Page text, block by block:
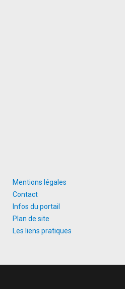
Mentions légales
Contact
Infos du portail
Plan de site
Les liens pratiques